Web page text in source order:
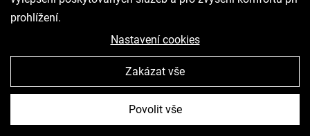
prohlížení.
Nastavení cookies
Zakázat vše
Povolit vše